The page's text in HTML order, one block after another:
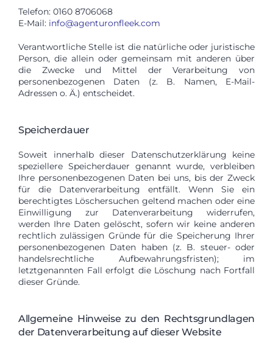
Telefon: 0160 8706068
E-Mail: info@agenturonfleek.com
Verantwortliche Stelle ist die natürliche oder juristische
Person, die allein oder gemeinsam mit anderen über
die Zwecke und Mittel der Verarbeitung von
personenbezogenen Daten (z. B. Namen, E-Mail-
Adressen o. Ä.) entscheidet.
Speicherdauer
Soweit innerhalb dieser Datenschutzerklärung keine
speziellere Speicherdauer genannt wurde, verbleiben
Ihre personenbezogenen Daten bei uns, bis der Zweck
für die Datenverarbeitung entfällt. Wenn Sie ein
berechtigtes Löschersuchen geltend machen oder eine
Einwilligung zur Datenverarbeitung widerrufen,
werden Ihre Daten gelöscht, sofern wir keine anderen
rechtlich zulässigen Gründe für die Speicherung Ihrer
personenbezogenen Daten haben (z. B. steuer- oder
handelsrechtliche Aufbewahrungsfristen); im
letztgenannten Fall erfolgt die Löschung nach Fortfall
dieser Gründe.
Allgemeine Hinweise zu den Rechtsgrundlagen
der Datenverarbeitung auf dieser Website